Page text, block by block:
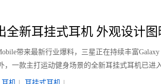
全新耳挂式耳机 外观设计图
带来最新行业爆料，三星正在持续丰富
，一款主打运动健身场景的全新耳挂式耳机已进